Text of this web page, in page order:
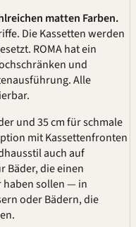
matten Farben.
Die Kassetten werden
ROMA hat ein
und
Alle
und 35 cm für schmale
mit Kassettenfronten
auch auf
Bäder, die einen
sollen — in
oder Bädern, die